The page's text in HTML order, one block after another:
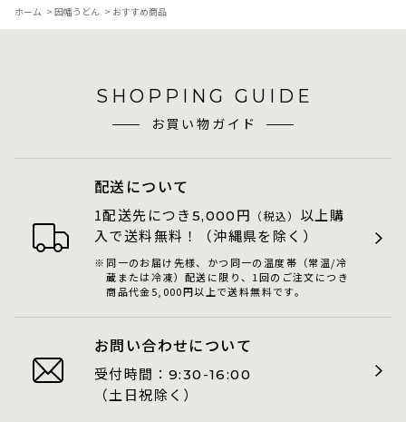
ホーム > 因幡うどん > おすすめ商品
SHOPPING GUIDE
お買い物ガイド
配送について
1配送先につき 5,000 円 （税込） 以上購
入で送料無料！（沖縄県を除く）
同一のお届け先様、かつ同一の温度帯（常温/冷
蔵または冷凍）配送に限り、1回のご注文につき
商品代金5,000円以上で送料無料です。
お問い合わせについて
受付時間： 9:30-16:00
（土日祝除く）